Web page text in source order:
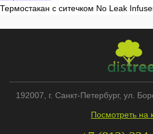
Термостакан с ситечком No Leak
192007 , г. Санкт-Петербург, ул.
Посмотреть на